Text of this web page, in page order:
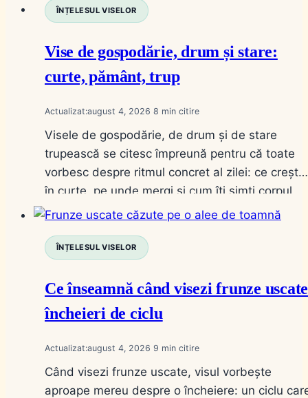
care decide lectura e simplu: porți, speli, naști…
ÎNȚELESUL VISELOR
Vise de gospodărie, drum și stare:
curte, pământ, trup
Actualizat:august 4, 2026 8
Visele de gospodărie, de drum și de stare
trupească se citesc împreună pentru că toate
vorbesc despre ritmul concret al zilei: ce crește
în curte, pe unde mergi și cum îți simți corpul.
Nu sunt vise „mari” de profeție. Sunt vise de
de pe drum și…
ÎNȚELESUL VISELOR
Ce înseamnă când visezi frunze
încheieri de ciclu
Actualizat:august 4, 2026 9
Când visezi frunze uscate, visul vorbește
aproape mereu despre o încheiere: un ciclu